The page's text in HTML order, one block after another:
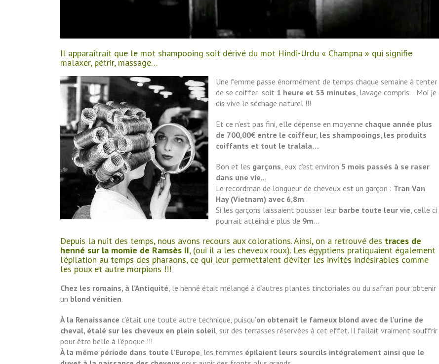
Il apparaitrait que le mot shampooing soit dérivé du mot Hindi-Urdu « Champna » qui signifie
malaxer, pétrir, massage…
Une femme passe énormément de temps chaque semaine à tenter
de se coiffer: soit 1 heure et 53 minutes, lavage compris… Moi je
dis vive le séchage naturel !!!
Et ce n’est pas fini, elle dépense en moyenne chaque année plus
de 700,00€ entre le coiffeur, les shampooings, les produits
coiffants et tout le tralala…
Bon et les garçons, eux c’est environ 5 mois passés à se raser
dans une vie…
Le recordman de longueur de cheveux est un garçon : Tran Van
Hay (Vietnam) avec 6,8m.
Si les garçons laissaient pousser leur barbe toute leur vie, celle ci
pourrait atteindre plus de 9m…
Depuis la nuit des temps, nous avons recours aux colorations. Ainsi, on a retrouvé des traces de
henné sur la momie de Ramsès II, (oui il a les cheveux roux). Les égyptiens pratiquaient également
l’épilation au temps des pharaons, ce qui leur permettaient d’éviter les invités indésirables comme
les poux et autre morpions !!!
Chez les romains, à l’Antiquité, le henné était mélangé à d’autres plantes tinctoriales ou du safran pour obtenir
un blond vénitien.
À la Renaissance c’était une toute autre technique, puisqu’on obtenait le fameux blond avec de l’urine de
cheval, étalé sur les cheveux en plein soleil, sur des terrasses réservées à cet effet. Il fallait vraiment souffrir
pour être belle à l’époque !!!
À la même période dans toute l’Europe, les femmes épilaient leurs sourcils intégralement ainsi que le